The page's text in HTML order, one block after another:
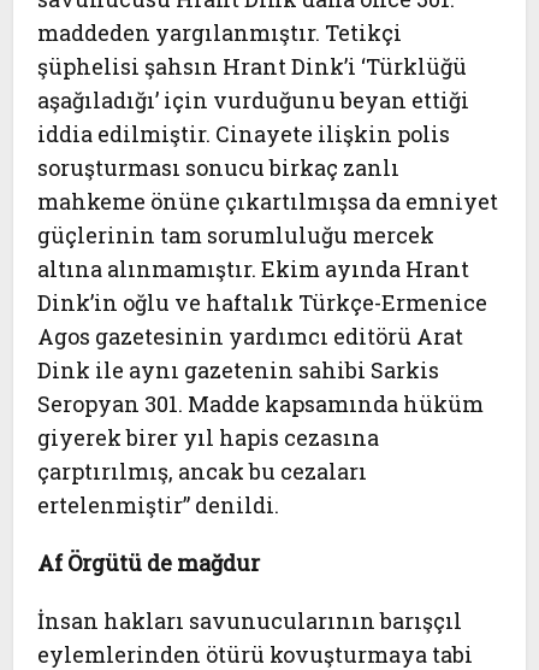
maddeden yargılanmıştır. Tetikçi
şüphelisi şahsın Hrant Dink’i ‘Türklüğü
aşağıladığı’ için vurduğunu beyan ettiği
iddia edilmiştir. Cinayete ilişkin polis
soruşturması sonucu birkaç zanlı
mahkeme önüne çıkartılmışsa da emniyet
güçlerinin tam sorumluluğu mercek
altına alınmamıştır. Ekim ayında Hrant
Dink’in oğlu ve haftalık Türkçe-Ermenice
Agos gazetesinin yardımcı editörü Arat
Dink ile aynı gazetenin sahibi Sarkis
Seropyan 301. Madde kapsamında hüküm
giyerek birer yıl hapis cezasına
çarptırılmış, ancak bu cezaları
ertelenmiştir” denildi.
Af Örgütü de mağdur
İnsan hakları savunucularının barışçıl
eylemlerinden ötürü kovuşturmaya tabi